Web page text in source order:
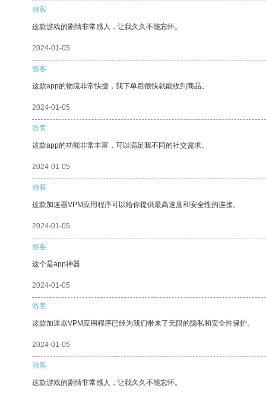
游客
这款游戏的剧情非常感人，让我久久不能忘怀。
2024-01-05
游客
这款app的物流非常快捷，我下单后很快就能收到商品。
2024-01-05
游客
这款app的功能非常丰富，可以满足我不同的社交需求。
2024-01-05
游客
这款加速器VPM应用程序可以给你提供最高速度和安全性的连接。
2024-01-05
游客
这个是app神器
2024-01-05
游客
这款加速器VPM应用程序已经为我们带来了无限的隐私和安全性保护。
2024-01-05
游客
这款游戏的剧情非常感人，让我久久不能忘怀。